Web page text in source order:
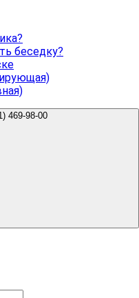
беседку?
+7 (901) 469-98-00